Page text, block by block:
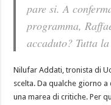
pare si. A
programma,
accaduto? Tutta
Nilufar Addati, tronista di
scelta. Da qualche giorno
una marea di critiche. Per